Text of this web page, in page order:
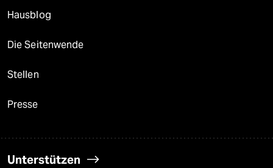
Hausblog
Die Seitenwende
Stellen
Presse
Unterstützen